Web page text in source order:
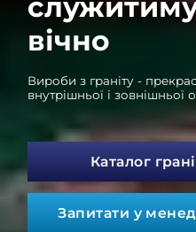
вічно
Вироби з граніту -
внутрішньої і зовнішньої
Каталог
Запитати у